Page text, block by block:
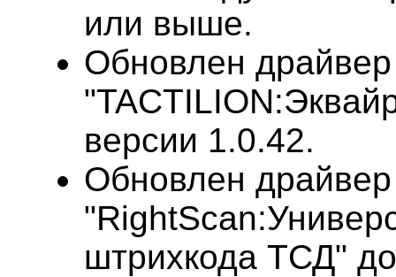
или выше.
Обновлен драйвер
версии 1.0.42.
Обновлен драйвер
штрихкода ТСД"